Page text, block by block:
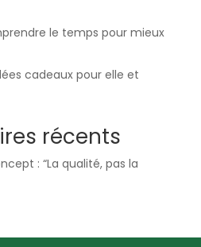
le temps pour mieux
cadeaux pour elle et
récents
: “La qualité, pas la